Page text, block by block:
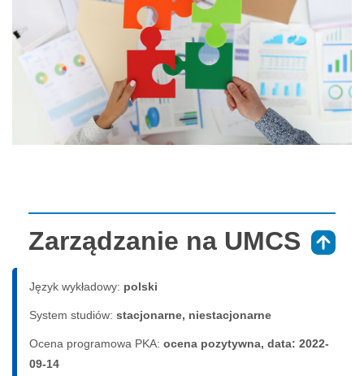
Zarządzanie na UMCS
Język wykładowy: polski
System studiów: sta­cjo­nar­ne, nie­sta­cjo­nar­ne
Ocena programowa PKA: ocena pozytywna, data: 2022-
09-14